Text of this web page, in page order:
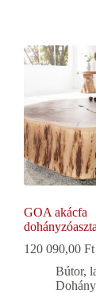
GOA akácfa
120 090,00Ft
Bútor,